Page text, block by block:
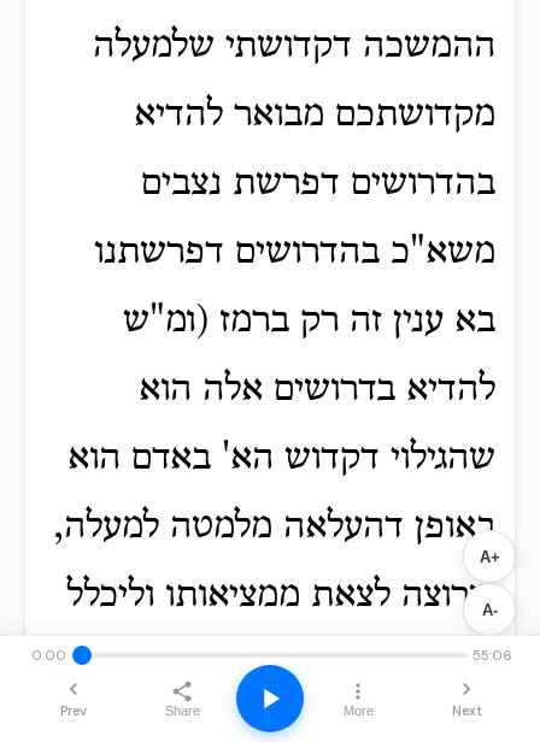
ההמשכה דקדושתי שלמעלה
מקדושתכם מבואר להדיא
בהדרושים דפרשת נצבים
משא"כ בהדרושים דפרשתנו
בא ענין זה רק ברמז (ומ"ש
להדיא בדרושים אלה הוא
שהגילוי דקדוש הא' באדם הוא
באופן דהעלאה מלמטה למעלה,
שרוצה לצאת ממציאותו וליכלל
בקדוש), הוא, כי בפרשת אתם
נצבים היום, שקורין קודם
A+
A-
0:00 55:06
Prev Share More Next